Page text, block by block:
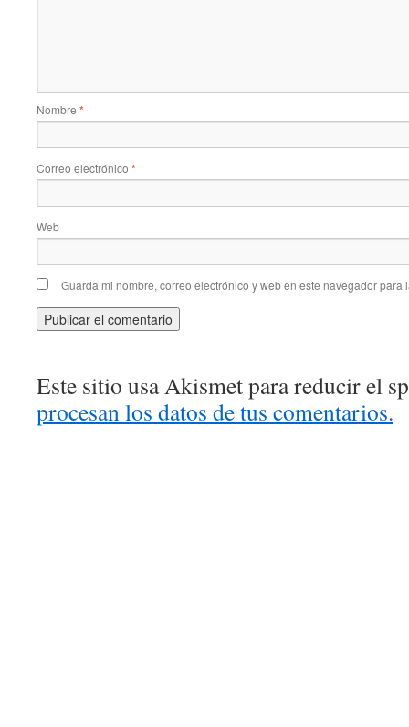
Nombre *
Correo electrónico *
Web
Guarda mi nombre, correo electrónico y web en este navegador para
Este sitio usa Akismet para reducir el
procesan los datos de tus comentarios.